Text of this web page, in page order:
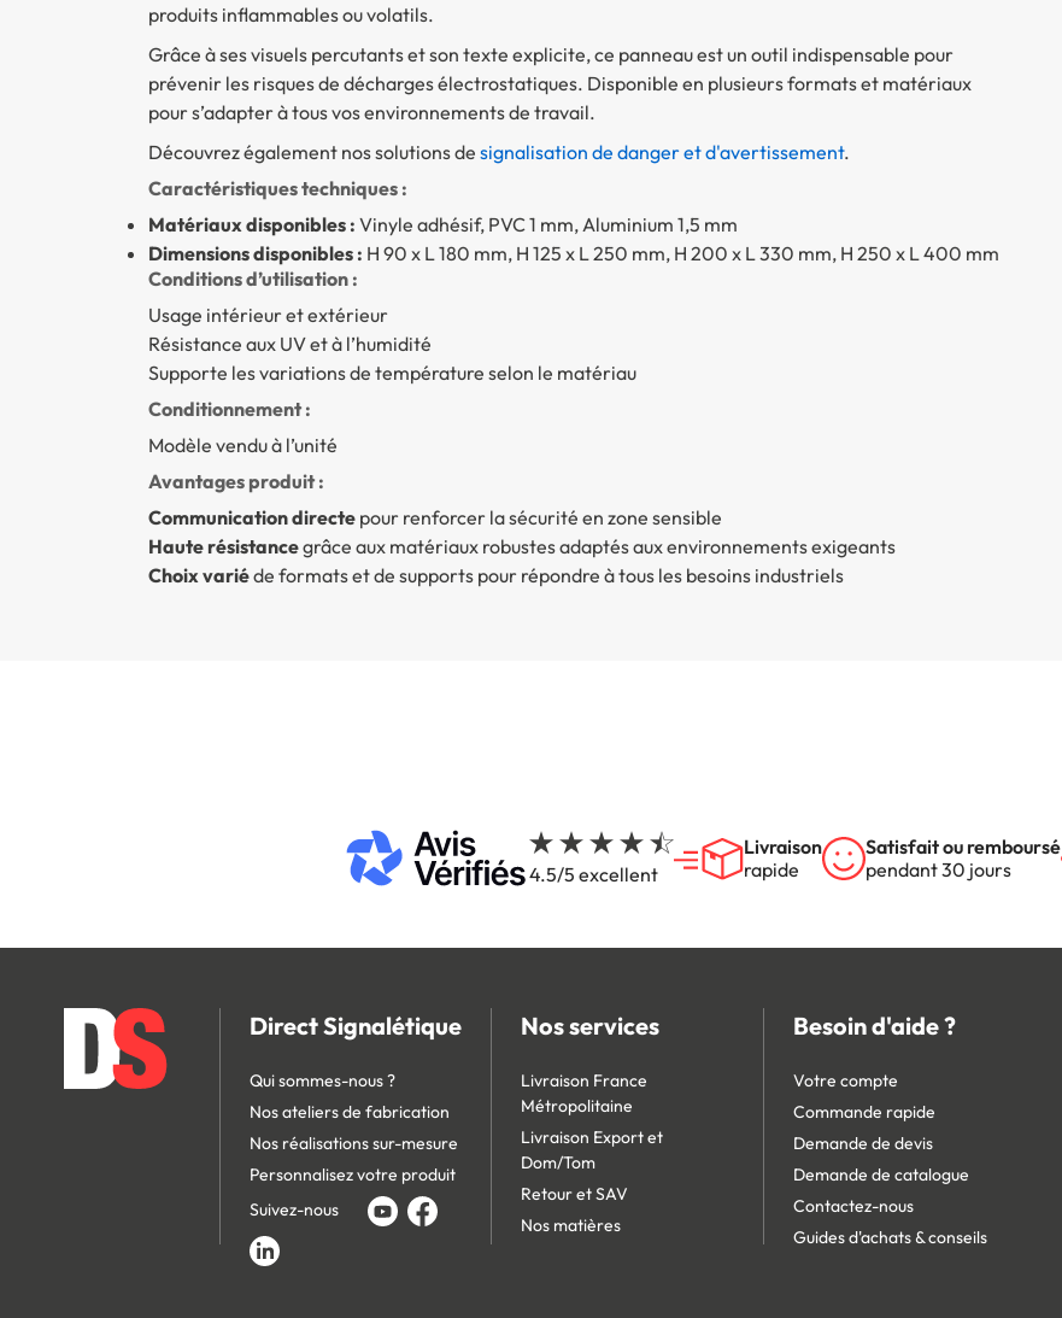
produits inflammables ou volatils.
Grâce à ses visuels percutants et son texte explicite, ce panneau est un outil indispensable pour
prévenir les risques de décharges électrostatiques. Disponible en plusieurs formats et matériaux
pour s’adapter à tous vos environnements de travail.
Découvrez également nos solutions de signalisation de danger et d'avertissement.
Caractéristiques techniques :
Matériaux disponibles : Vinyle adhésif, PVC 1 mm, Aluminium 1,5 mm
Dimensions disponibles : H 90 x L 180 mm, H 125 x L 250 mm, H 200 x L 330 mm, H 250 x L 400 mm
Conditions d’utilisation :
Usage intérieur et extérieur
Résistance aux UV et à l’humidité
Supporte les variations de température selon le matériau
Conditionnement :
Modèle vendu à l’unité
Avantages produit :
Communication directepour renforcer la sécurité en zone sensible
Haute résistancegrâce aux matériaux robustes adaptés aux environnements exigeants
Choix variéde formats et de supports pour répondre à tous les besoins industriels
4.5/5 excellent
Livraison
rapide
Satisfait ou remboursé
pendant 30 jours
Direct Signalétique
Qui sommes-nous ?
Nos ateliers de fabrication
Nos réalisations sur-mesure
Personnalisez votre produit
Suivez-nous
Nos services
Livraison France
Métropolitaine
Livraison Export et
Dom/Tom
Retour et SAV
Nos matières
Besoin d'aide ?
Votre compte
Commande rapide
Demande de devis
Demande de catalogue
Contactez-nous
Guides d'achats & conseils